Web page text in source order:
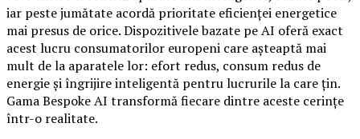
iar peste jumătate acordă prioritate eficienței energetice
mai presus de orice. Dispozitivele bazate pe AI oferă exact
acest lucru consumatorilor europeni care așteaptă mai
mult de la aparatele lor: efort redus, consum redus de
energie și îngrijire inteligentă pentru lucrurile la care țin.
Gama Bespoke AI transformă fiecare dintre aceste cerințe
într-o realitate.